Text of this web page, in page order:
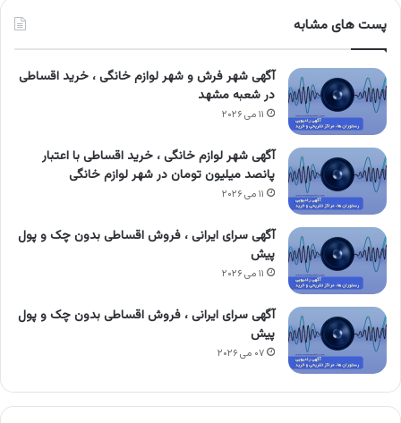
پست های مشابه
آگهی شهر فرش و شهر لوازم خانگی ، خرید اقساطی
در شعبه مشهد
۱۱ می ۲۰۲۶
آگهی شهر لوازم خانگی ، خرید اقساطی با اعتبار
پانصد میلیون تومان در شهر لوازم خانگی
۱۱ می ۲۰۲۶
آگهی سرای ایرانی ، فروش اقساطی بدون چک و پول
پیش
۱۱ می ۲۰۲۶
آگهی سرای ایرانی ، فروش اقساطی بدون چک و پول
پیش
۰۷ می ۲۰۲۶